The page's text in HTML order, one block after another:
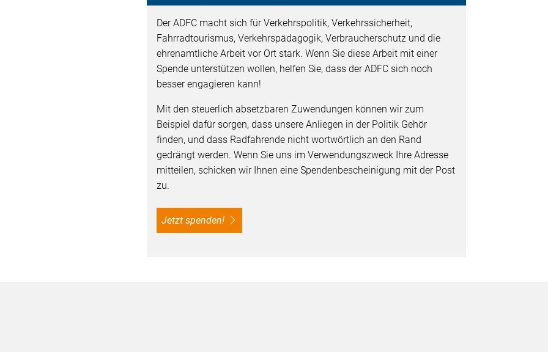
Der ADFC macht sich für Verkehrspolitik, Verkehrssicherheit,
Fahrradtourismus, Verkehrspädagogik, Verbraucherschutz und die
ehrenamtliche Arbeit vor Ort stark. Wenn Sie diese Arbeit mit einer
Spende unterstützen wollen, helfen Sie, dass der ADFC sich noch
besser engagieren kann!
Mit den steuerlich absetzbaren Zuwendungen können wir zum
Beispiel dafür sorgen, dass unsere Anliegen in der Politik Gehör
finden, und dass Radfahrende nicht wortwörtlich an den Rand
gedrängt werden. Wenn Sie uns im Verwendungszweck Ihre Adresse
mitteilen, schicken wir Ihnen eine Spendenbescheinigung mit der Post
zu.
Jetzt spenden!